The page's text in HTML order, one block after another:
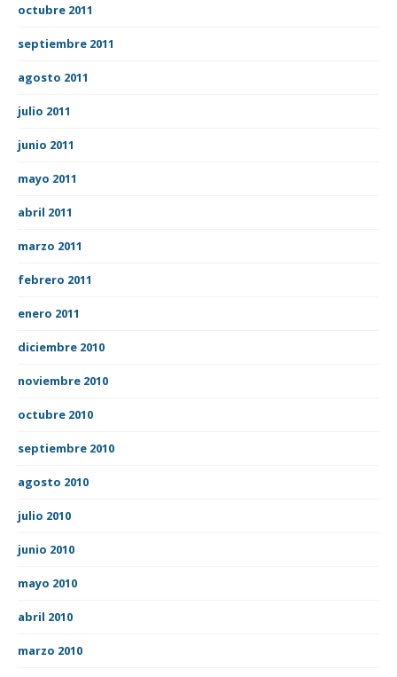
octubre 2011
septiembre 2011
agosto 2011
julio 2011
junio 2011
mayo 2011
abril 2011
marzo 2011
febrero 2011
enero 2011
diciembre 2010
noviembre 2010
octubre 2010
septiembre 2010
agosto 2010
julio 2010
junio 2010
mayo 2010
abril 2010
marzo 2010